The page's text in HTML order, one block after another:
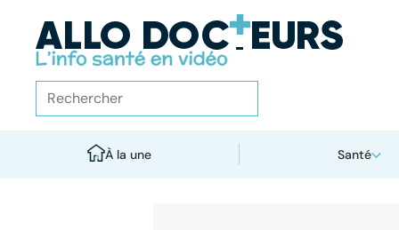
À la une Santé